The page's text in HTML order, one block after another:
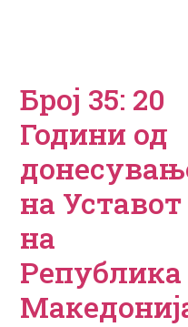
Број 35: 20
Години од
на Уставот
на
Република